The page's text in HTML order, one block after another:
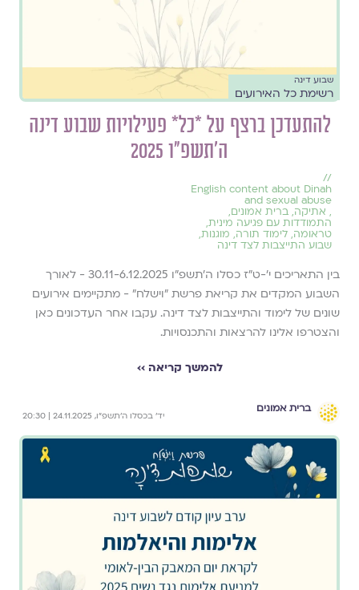
שבוע דינה
רשימת כל האירועים
להתעדכן ברצף על *כל* פעילויות שבוע דינה
ה׳תשפ״ו 2025
//
English content about Dinah
and sexual abuse
, אתיקה, ברית אמונים,
התמודדות עם פגיעה מינית,
טראומה, לימוד תורה, מוגנות,
שבוע התייצבות לצד דינה
בין התאריכים י׳-ט״ז כסלו ה׳תשפ״ו 30.11-6.12.2025 - לאורך
השבוע המקדים את קריאת פרשת ״וישלח״ - מתקיימים אירועים
שונים של לימוד והתייצבות לצד דינה. עקבו אחר העדכונים כאן
והצטרפו אלינו להרצאות והתכנסויות.
להמשך קריאה ››
ברית אמונים
יד׳ בכסלו ה׳תשפ״ו, 24.11.2025 | 20:30